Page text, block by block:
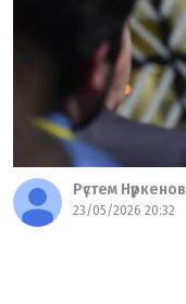
Рүстем Нүркенов
23/05/2026 20:32